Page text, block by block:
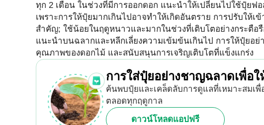
ทุก 2 เดือน ในช่วงที่มีการออกดอก แนะนำให้เปลี่ยนไปใช้ปุ๋ยฟ
เพราะการให้ปุ๋ยมากเกินไปอาจทำให้เกิดอันตราย การปรับให้เ
สำคัญ; ใช้น้อยในฤดูหนาวและมากในช่วงที่เติบโตอย่างกระตือ
แนะนำบนฉลากและหลีกเลี่ยงความเข้มข้นเกินไป การให้ปุ๋ยอย่
คุณภาพของดอกไม้ และสนับสนุนการเจริญเติบโตที่แข็งแกร่ง
การใส่ปุ๋ยอย่างชาญฉลาดเพื่อ
ค้นพบปุ๋ยและเคล็ดลับการดูแลที่เหมาะสมเ
ตลอดทุกฤดูกาล
ดาวน์โหลดแอปฟรี